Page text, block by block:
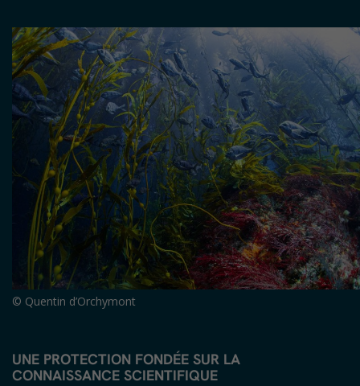
© Quentin d’Orchymont
UNE PROTECTION FONDÉE SUR LA
CONNAISSANCE SCIENTIFIQUE